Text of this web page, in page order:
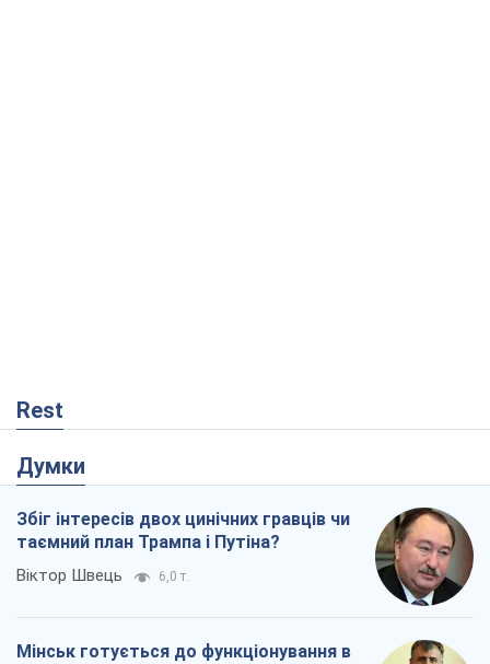
Rest
Думки
Збіг інтересів двох цинічних гравців чи
таємний план Трампа і Путіна?
Віктор Швець 6,0 т.
Мінськ готується до функціонування в